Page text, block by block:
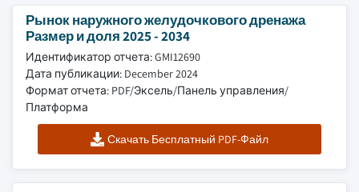
Рынок наружного желудочкового дренажа
Размер и доля 2025 - 2034
Идентификатор отчета: GMI12690
Дата публикации: December 2024
Формат отчета: PDF/Эксель/Панель управления/
Платформа
Скачать Бесплатный PDF-Файл